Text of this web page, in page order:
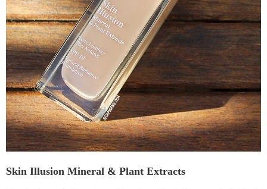
Skin Illusion Mineral & Plant Extracts